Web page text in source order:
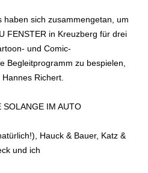
haben sich zusammengetan, um
FENSTER in Kreuzberg für drei
und Comic-
Begleitprogramm zu bespielen,
Richert.
SOLANGE IM AUTO
Hauck & Bauer, Katz &
und ich